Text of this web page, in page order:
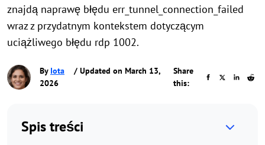
znajdą naprawę błędu err_tunnel_connection_failed
wraz z przydatnym kontekstem dotyczącym
uciążliwego błędu rdp 1002.
By Iota
/ Updated on March 13,
2026
Share
this:
Spis treści